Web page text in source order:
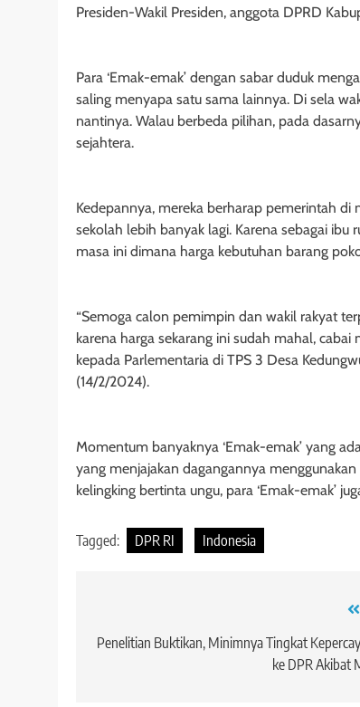
Presiden-Wakil Presiden, anggota DPRD
Para ‘Emak-emak’ dengan sabar duduk
saling menyapa satu sama lainnya. Di sela
nantinya. Walau berbeda pilihan, pada
sejahtera.
Kedepannya, mereka berharap pemerintah
sekolah lebih banyak lagi. Karena sebagai
masa ini dimana harga kebutuhan barang
“Semoga calon pemimpin dan wakil rakyat
karena harga sekarang ini sudah mahal,
kepada Parlementaria di TPS 3 Desa
(14/2/2024).
Momentum banyaknya ‘Emak-emak’ yang
yang menjajakan dagangannya
kelingking bertinta ungu, para ‘Emak-emak’
Tagged: DPR RI Indonesia
pos
Penelitian Buktikan, Minimnya Tingkat
ke DPR Akibat